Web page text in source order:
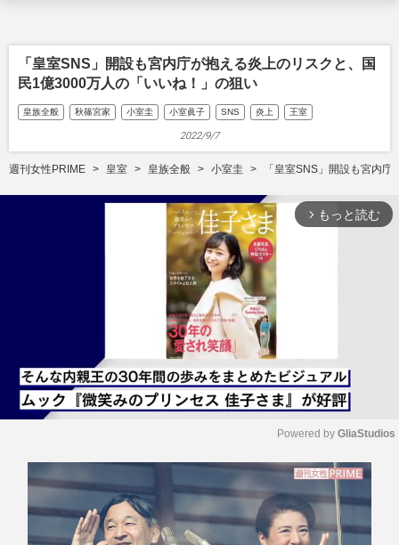
「皇室SNS」開設も宮内庁が抱える炎上のリスクと、国
民1億3000万人の「いいね！」の狙い
皇族全般 秋篠宮家 小室圭 小室眞子 SNS 炎上 王室
2022/9/7
週刊女性PRIME 皇室 皇族全般 小室圭 「皇室SNS」開設も宮内
arrow_forward_ios もっと読む
M
u
t
e
Powered by GliaStudios